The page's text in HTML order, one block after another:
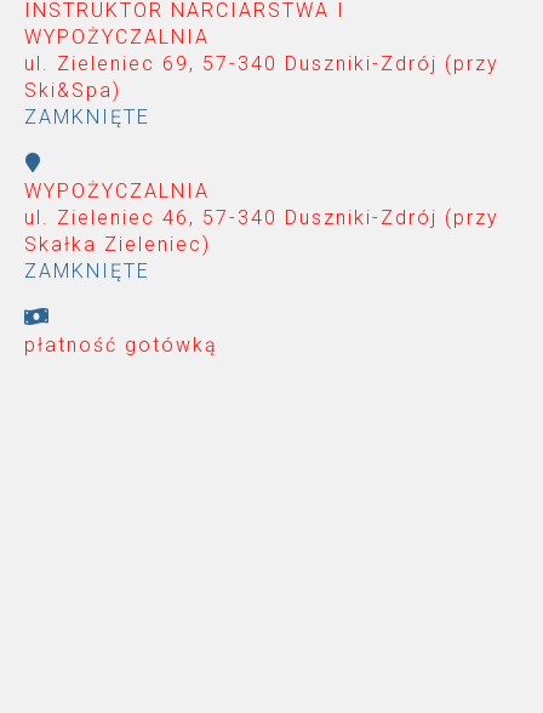
INSTRUKTOR NARCIARSTWA I
WYPOŻYCZALNIA
ul. Zieleniec 69, 57-340 Duszniki-Zdrój (przy
Ski&Spa)
ZAMKNIĘTE
WYPOŻYCZALNIA
ul. Zieleniec 46, 57-340 Duszniki-Zdrój (przy
Skałka Zieleniec)
ZAMKNIĘTE
płatność gotówką